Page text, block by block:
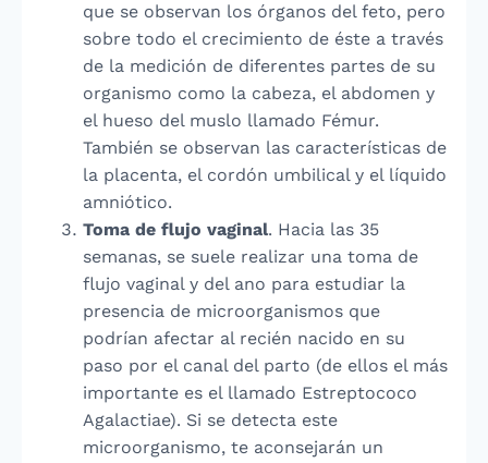
que se observan los órganos del feto, pero
sobre todo el crecimiento de éste a través
de la medición de diferentes partes de su
organismo como la cabeza, el abdomen y
el hueso del muslo llamado Fémur.
También se observan las características de
la placenta, el cordón umbilical y el líquido
amniótico.
Toma de flujo vaginal. Hacia las 35
semanas, se suele realizar una toma de
flujo vaginal y del ano para estudiar la
presencia de microorganismos que
podrían afectar al recién nacido en su
paso por el canal del parto (de ellos el más
importante es el llamado Estreptococo
Agalactiae). Si se detecta este
microorganismo, te aconsejarán un